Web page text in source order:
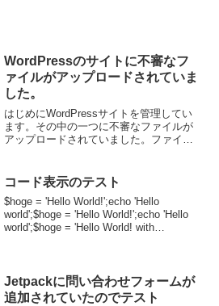
WordPressのサイトに不審なフ
ァイルがアップロードされていま
した。
はじめにWordPressサイトを管理してい
ます。その中の一つに不審なファイルが
アップロードされていました。ファイル
身を確認するzipの中身を確認したとこ
ろ、...
コード表示のテスト
$hoge = 'Hello World!';echo 'Hello
world';$hoge = 'Hello World!';echo 'Hello
world';$hoge = 'Hello World! with
Jetpackに問い合わせフォームが
追加されていたのでテスト